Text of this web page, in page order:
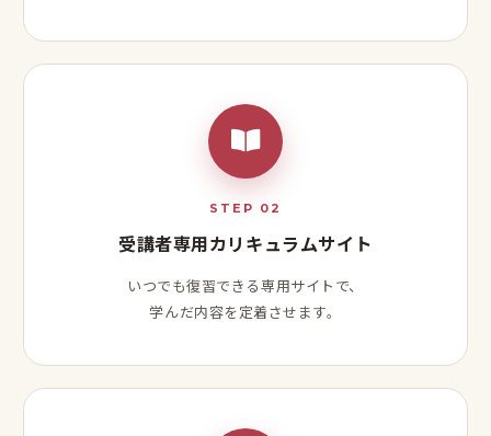
STEP 02
受講者専用カリキュラムサイト
いつでも復習できる専用サイトで、
学んだ内容を定着させます。